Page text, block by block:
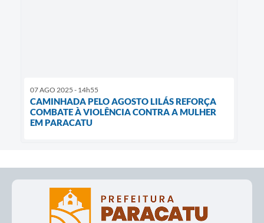
07 AGO 2025 - 14h55
CAMINHADA PELO AGOSTO LILÁS REFORÇA
COMBATE À VIOLÊNCIA CONTRA A MULHER
EM PARACATU